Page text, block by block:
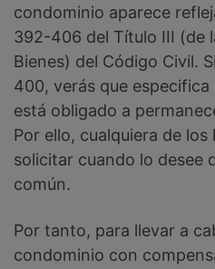
condominio aparece
392-406 del Título III (de
Bienes) del Código Civil.
400, verás que
está obligado a
Por ello, cualquiera de
solicitar cuando lo desee
común.
Por tanto, para llevar a
condominio con